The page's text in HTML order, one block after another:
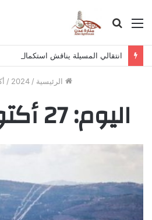
القائمة بحث
انتقالي المسيلة يناقش استكمال
الرئيسية /
2024
/
اليوم:27 أكتوبر، 2024